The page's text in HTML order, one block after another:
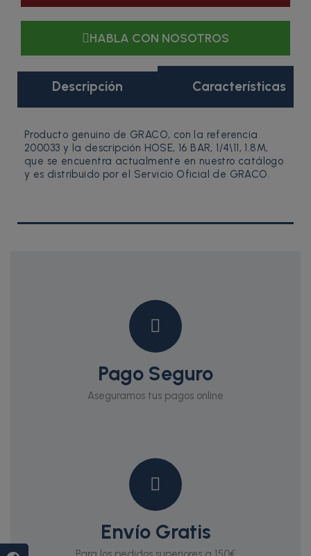
HABLA CON NOSOTROS
Descripción Características
Producto genuino de GRACO, con la referencia
200033 y la descripción HOSE, 16 BAR, 1/4\11, 1.8M,
que se encuentra actualmente en nuestro catálogo
y es distribuido por el Servicio Oficial de GRACO.
Pago Seguro
Aseguramos tus pagos online
Envío Gratis